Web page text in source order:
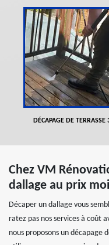
DÉCAPAGE DE TERRASSE
Chez VM
dallage au prix
Décaper un dallage vous
ratez pas nos services à coût
nous proposons un décapage